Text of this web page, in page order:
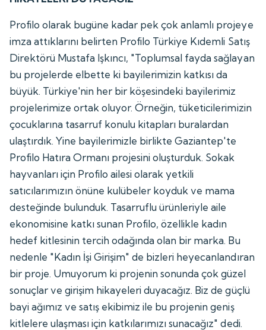
Profilo olarak bugüne kadar pek çok anlamlı projeye
imza attıklarını belirten Profilo Türkiye Kıdemli Satış
Direktörü Mustafa Işkıncı, "Toplumsal fayda sağlayan
bu projelerde elbette ki bayilerimizin katkısı da
büyük. Türkiye'nin her bir köşesindeki bayilerimiz
projelerimize ortak oluyor. Örneğin, tüketicilerimizin
çocuklarına tasarruf konulu kitapları buralardan
ulaştırdık. Yine bayilerimizle birlikte Gaziantep'te
Profilo Hatıra Ormanı projesini oluşturduk. Sokak
hayvanları için Profilo ailesi olarak yetkili
satıcılarımızın önüne kulübeler koyduk ve mama
desteğinde bulunduk. Tasarruflu ürünleriyle aile
ekonomisine katkı sunan Profilo, özellikle kadın
hedef kitlesinin tercih odağında olan bir marka. Bu
nedenle "Kadın İşi Girişim" de bizleri heyecanlandıran
bir proje. Umuyorum ki projenin sonunda çok güzel
sonuçlar ve girişim hikayeleri duyacağız. Biz de güçlü
bayi ağımız ve satış ekibimiz ile bu projenin geniş
kitlelere ulaşması için katkılarımızı sunacağız" dedi.